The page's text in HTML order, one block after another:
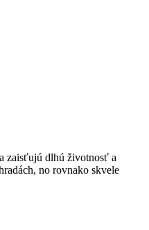
zaisťujú dlhú životnosť a
no rovnako skvele